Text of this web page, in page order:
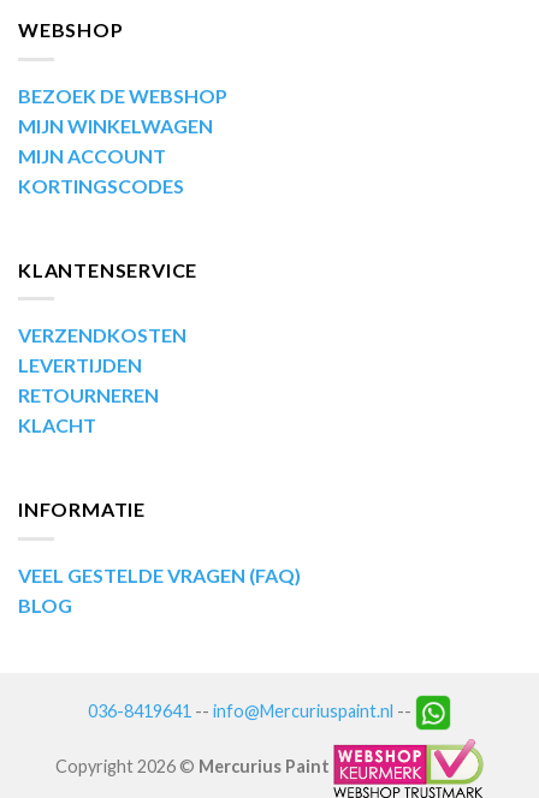
WEBSHOP
BEZOEK DE WEBSHOP
MIJN WINKELWAGEN
MIJN ACCOUNT
KORTINGSCODES
KLANTENSERVICE
VERZENDKOSTEN
LEVERTIJDEN
RETOURNEREN
KLACHT
INFORMATIE
VEEL GESTELDE VRAGEN (FAQ)
BLOG
036-8419641 -- info@Mercuriuspaint.nl --
Copyright 2026 © Mercurius Paint